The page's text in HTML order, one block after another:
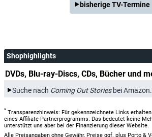
bisherige TV-Termine
Shophighlights
DVDs, Blu-ray-Discs, CDs, Bücher und
Suche nach Coming Out Storiesbei
* Transparenzhinweis: Für gekennzeichnete Links
eines Affiliate-Partnerprogramms. Das bedeutet keine
unterstützt uns aber bei der Finanzierung dieser Website.
Alle Preisangaben ohne Gewähr, Preise ggf. plus Porto &